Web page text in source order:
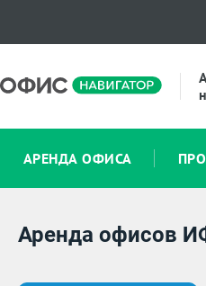
АРЕНДА ОФИСА
Аренда офисов